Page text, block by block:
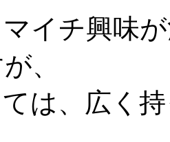
イチ興味
、
は、広く